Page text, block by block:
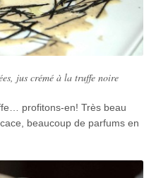
jus crémé à la truffe noire
profitons-en! Très beau
beaucoup de parfums en